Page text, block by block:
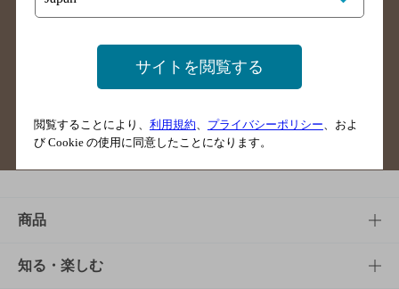
掲載店舗様ログイン
サイトマップ ご意見・ご感想
商品
商品TOP
知る・楽しむ
サイトを閲覧する
閲覧することにより、 利用規約 プライバシーポリシー 、およ
び Cookie の使用に同意したことになります。